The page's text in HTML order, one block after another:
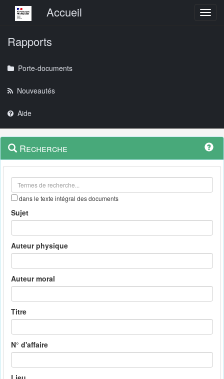
Menu principalAccueil
Rapports
Porte-documents
Nouveautés
Aide
Navigation
outils
Menu
contextuel
Recherche
dans le texte intégral des documents
Sujet
Auteur physique
Auteur moral
Titre
N° d'affaire